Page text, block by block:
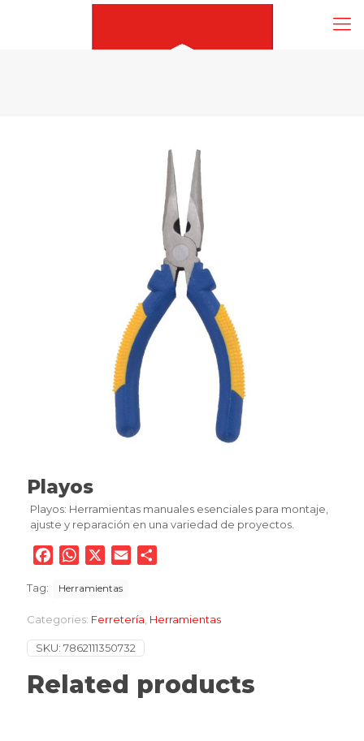
Playos
Playos: Herramientas manuales esenciales para montaje,
ajuste y reparación en una variedad de proyectos.
Facebook
WhatsAppEmail
Tag: Herramientas
Categories: Ferretería Herramientas
SKU: 7862111350732
Related products